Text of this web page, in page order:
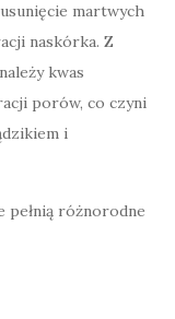
martwych
naskórka. Z
kwas
porów, co czyni
i
pełnią różnorodne